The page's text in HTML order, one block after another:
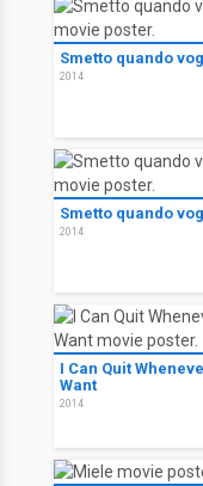
Smetto quando
2014
Smetto quando
2014
I Can Quit
Want
2014